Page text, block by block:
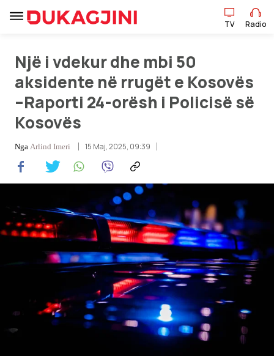
Lajme
Pikëpamje
Kulturë
Showbiz
Teknologji
TV Radio
Një i vdekur dhe mbi 50
aksidente në rrugët e Kosovës
–Raporti 24-orësh i Policisë së
Kosovës
Nga Arlind Imeri 15 Maj, 2025, 09:39